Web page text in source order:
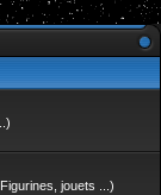
jouets ...)